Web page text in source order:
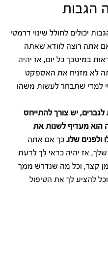
הגבות
יכולים לחולל שינוי דרמטי
אתה רוצה לוודא שאתה
במיטבך כל יום, אז יהיה
לא מזניח את האספקט
למדי שתבחר לעשות משהו
יש צורך להתייחס
הוא מעדיף לשנות את
ולפנים שלו. כך אם אתה
אז יהיה כדאי לך לדעת
קצר, וכל מה שנדרש ממך
להציע לך את הטיפול